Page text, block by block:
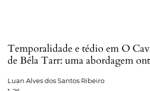
Temporalidade e tédio em O
de Béla Tarr: uma abordagem
Luan Alves dos Santos Ribeiro